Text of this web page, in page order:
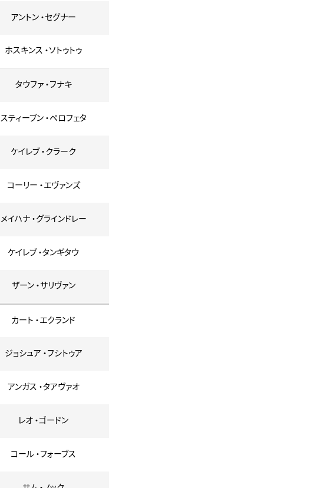
アントン ・セグナー
ホスキンス ・ソトゥトゥ
タウファ ・フナキ
スティーブン ・ペロフェタ
ケイレブ ・クラーク
コーリー ・エヴァンズ
メイハナ ・グラインドレー
ケイレブ ・タンギタウ
ザーン ・サリヴァン
カート ・エクランド
ジョシュア ・フシトゥア
アンガス ・タアヴァオ
レオ ・ゴードン
コール ・フォーブス